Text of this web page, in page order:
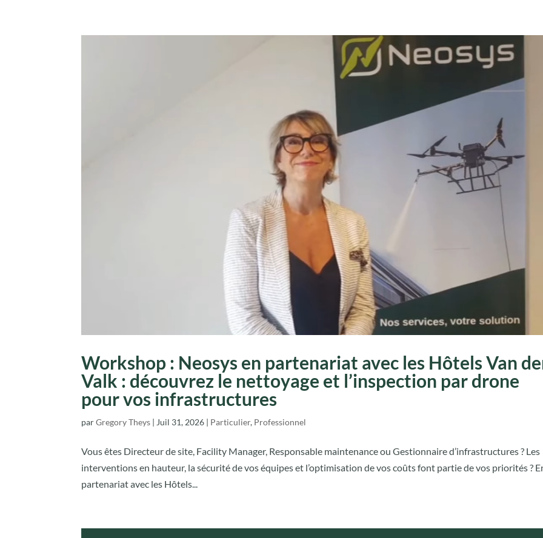
Workshop : Neosys en partenariat avec les Hôtels Van
Valk : découvrez le nettoyage et l’inspection par drone
pour vos infrastructures
parGregory Theys | Juil 31, 2026 | Particulier, Professionnel
Vous êtes Directeur de site, Facility Manager, Responsable maintenance ou Gestionnaire d’infrastructures ? Les
interventions en hauteur, la sécurité de vos équipes et l’optimisation de vos coûts font partie de vos priorités ?
partenariat avec les Hôtels...